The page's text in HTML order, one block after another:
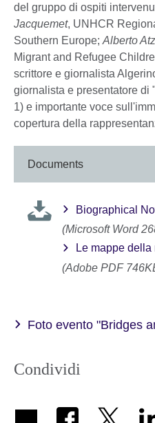
del gruppo di ospiti
Jacquemet, UNHCR
Southern Europe; Alberto
Migrant and Refugee
scrittore e giornalista
giornalista e presentatore
1) e importante voce
copertura della
Documents
Biographical
(Microsoft Word
Le mappe
(Adobe PDF
Foto evento "Bridges
Condividi